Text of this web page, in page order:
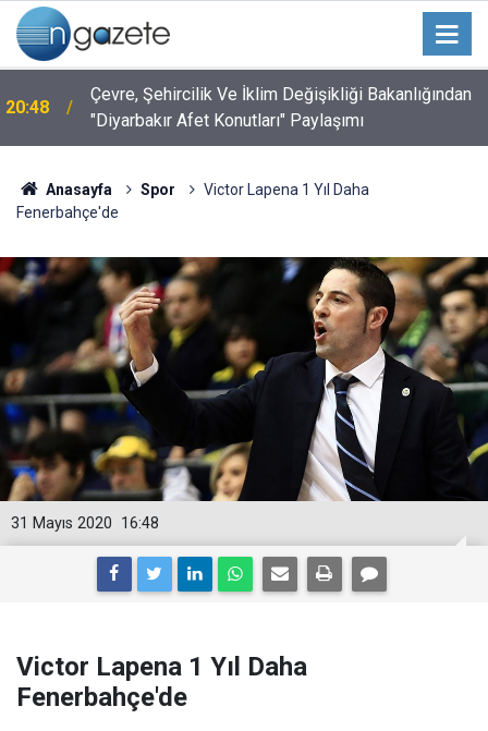
20:48
Çevre, Şehircilik Ve İklim Değişikliği Bakanlığından
"Diyarbakır Afet Konutları" Paylaşımı
Anasayfa Spor
Victor Lapena 1 Yıl Daha
Fenerbahçe'de
16:48
31 Mayıs 2020
Victor Lapena 1 Yıl Daha
Fenerbahçe'de